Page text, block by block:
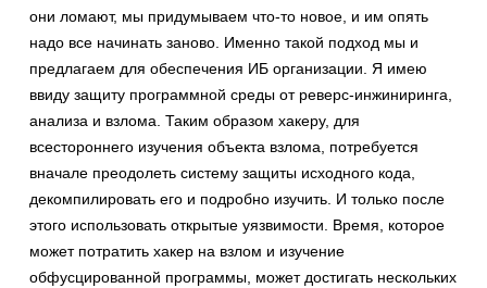
они ломают, мы придумываем что-то новое, и им опять
надо все начинать заново. Именно такой подход мы и
предлагаем для обеспечения ИБ организации. Я имею
ввиду защиту программной среды от реверс-инжиниринга,
анализа и взлома. Таким образом хакеру, для
всестороннего изучения объекта взлома, потребуется
вначале преодолеть систему защиты исходного кода,
декомпилировать его и подробно изучить. И только после
этого использовать открытые уязвимости. Время, которое
может потратить хакер на взлом и изучение
обфусцированной программы, может достигать нескольких